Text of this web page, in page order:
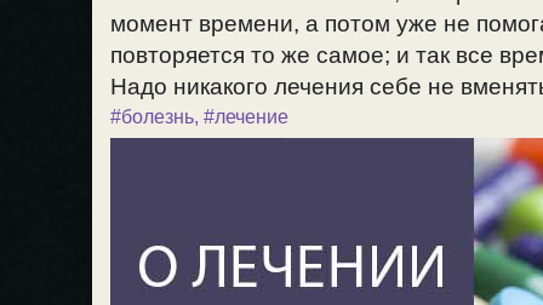
момент времени, а потом уже не
повторяется то же самое; и так все
Надо никакого лечения себе не
#болезнь, #лечение